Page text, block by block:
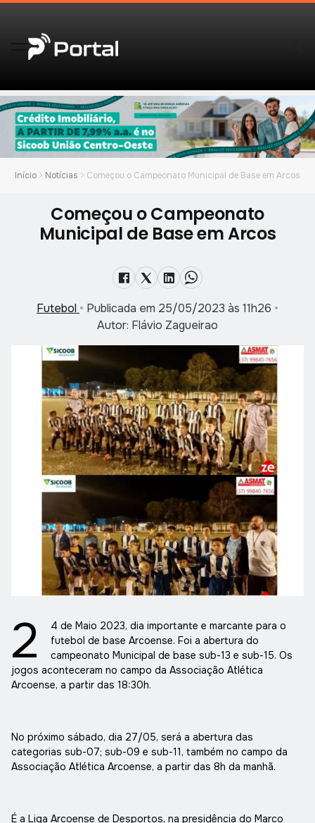
Início Notícias Começou o Campeonato Municipal de Base em Arcos
Começou o Campeonato
Municipal de Base em Arcos
Futebol • Publicada em 25/05/2023 às 11h26 •
Autor: Flávio Zagueirao
2
4 de Maio 2023, dia importante e marcante para o
futebol de base Arcoense. Foi a abertura do
campeonato Municipal de base sub-13 e sub-15. Os
jogos aconteceram no campo da Associação Atlética
Arcoense, a partir das 18:30h.
No próximo sábado, dia 27/05, será a abertura das
categorias sub-07; sub-09 e sub-11, também no campo da
Associação Atlética Arcoense, a partir das 8h da manhã.
É a Liga Arcoense de Desportos, na presidência do Marco